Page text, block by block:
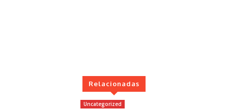
Relacionadas
Uncategorized